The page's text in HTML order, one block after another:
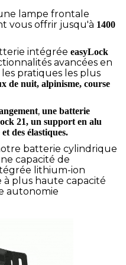
lampe frontale
vous offrir jusqu'à 1400
intégrée easyLock
avancées en
pratiques les plus
de nuit, alpinisme, course
, une batterie
21, un support en alu
des élastiques.
batterie cylindrique
capacité de
lithium-ion
plus haute capacité
autonomie